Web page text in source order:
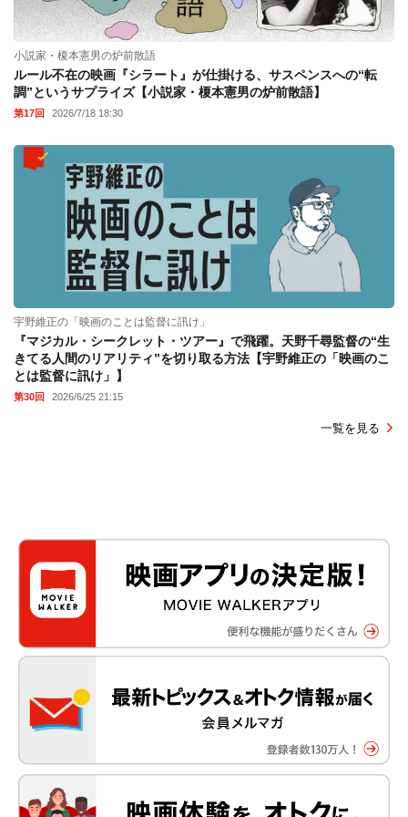
小説家・榎本憲男の炉前散語
ルール不在の映画『シラート』が仕掛ける、サスペンスへの“転
調”というサプライズ【小説家・榎本憲男の炉前散語】
第17回 2026/7/18 18:30
宇野維正の「映画のことは監督に訊け」
『マジカル・シークレット・ツアー』で飛躍。天野千尋監督の“生
きてる人間のリアリティ”を切り取る方法【宇野維正の「映画のこ
とは監督に訊け」】
第30回 2026/6/25 21:15
一覧を見る